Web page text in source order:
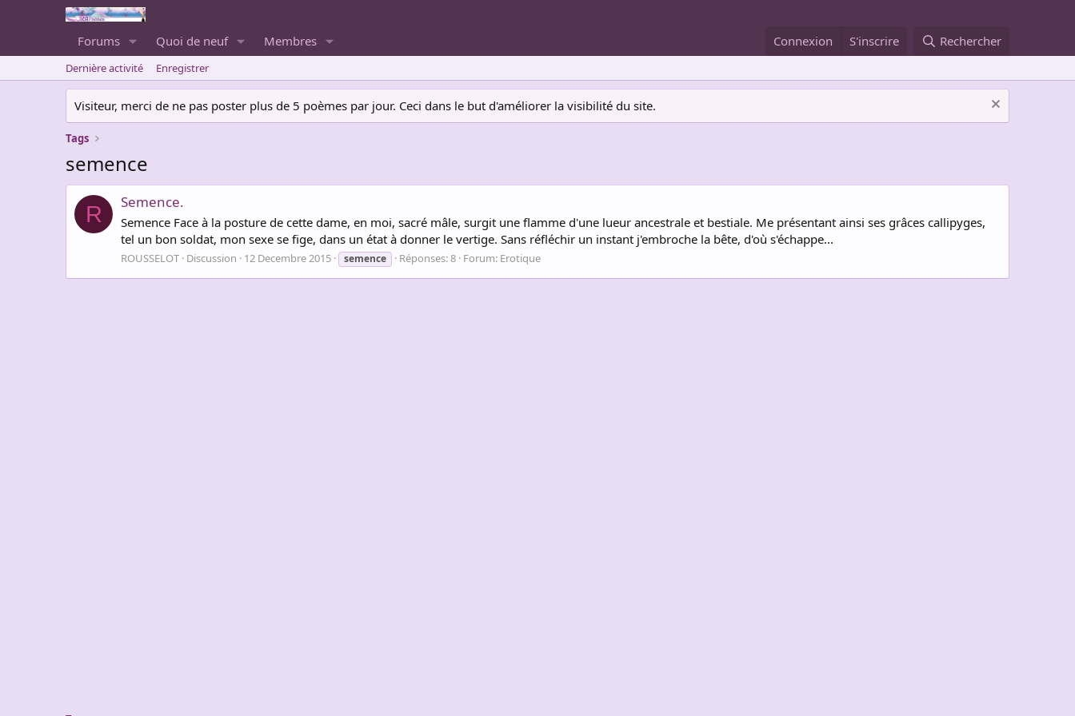
Forums Quoi de neuf Membres Connexion S'inscrire Rechercher
Dernière activité Enregistrer
Visiteur, merci de ne pas poster plus de 5 poèmes par jour. Ceci dans le but d'améliorer la visibilité du site.
Tags
semence
R Semence.
Semence Face à la posture de cette dame, en moi, sacré mâle, surgit une flamme d'une lueur ancestrale et bestiale. Me présentant ainsi ses grâces callipyges,
tel un bon soldat, mon sexe se fige, dans un état à donner le vertige. Sans réfléchir un instant j'embroche la bête, d'où s'échappe...
ROUSSELOT Discussion 12 Decembre 2015 semence Réponses: 8 Forum: Erotique